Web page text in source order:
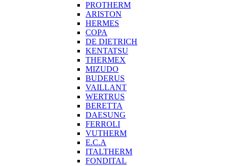
PROTHERM
ARISTON
HERMES
COPA
DE DIETRICH
KENTATSU
THERMEX
MIZUDO
BUDERUS
VAILLANT
WERTRUS
BERETTA
DAESUNG
FERROLI
VUTHERM
E.C.A
ITALTHERM
FONDITAL